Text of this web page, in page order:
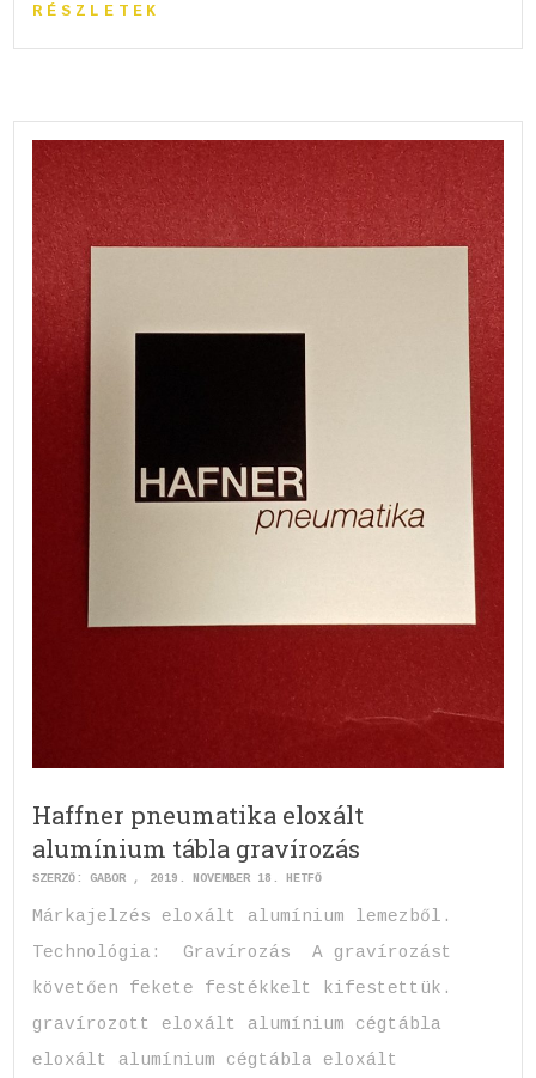
RÉSZLETEK
Haffner pneumatika eloxált
alumínium tábla gravírozás
SZERZŐ:GABOR 2019. NOVEMBER 18. HÉTFŐ
Márkajelzés eloxált alumínium lemezből.
Technológia: Gravírozás A gravírozást
követően fekete festékkelt kifestettük.
gravírozott eloxált alumínium cégtábla
eloxált alumínium cégtábla eloxált